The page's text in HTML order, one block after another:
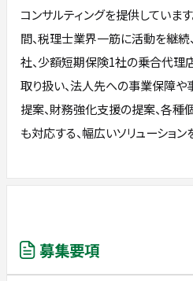
コンサルティングを提供していま
間、税理士業界一筋に活動を継続
社、少額短期保険1社の乗合代理
取り扱い、法人先への事業保障
提案、財務強化支援の提案、各
も対応する、幅広いソリューション
募集要項